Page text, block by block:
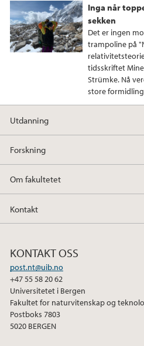
Inga når
sekken
Det er ingen
trampoline på
tidsskriftet
Strümke. Nå
store
Utdanning
Forskning
Om fakultetet
Kontakt
KONTAKT OSS
post.nt@uib.no
+47 55 58 20 62
Universitetet i Bergen
Fakultet for naturvitenskap og
Postboks 7803
5020 BERGEN